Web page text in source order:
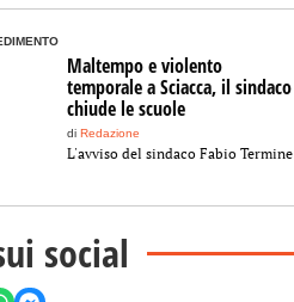
Maltempo e violento
temporale a Sciacca, il sindaco
chiude le scuole
diRedazione
L'avviso del sindaco Fabio Termine
social